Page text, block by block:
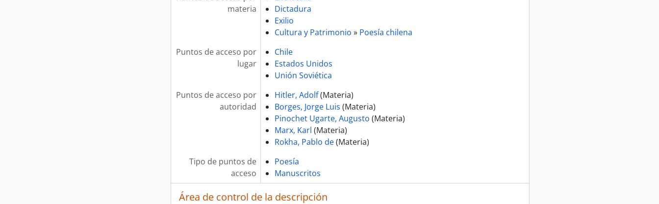
materia
Dictadura
Exilio
Cultura y Patrimonio » Poesía chilena
Puntos de acceso por
lugar
Chile
Estados Unidos
Unión Soviética
Puntos de acceso por
autoridad
Hitler, Adolf(Materia)
Borges, Jorge Luis (Materia)
Pinochet Ugarte, Augusto (Materia)
Marx, Karl (Materia)
Rokha, Pablo de(Materia)
Tipo de puntos de
acceso
Poesía
Manuscritos
Área de control de la descripción